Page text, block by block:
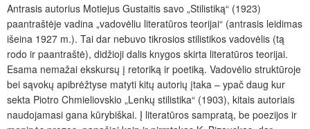
Antrasis autorius Motiejus Gustaitis savo „Stilistiką“ (1923)
paantraštėje vadina „vadovėliu literatūros teorijai“ (antrasis leidimas
išeina 1927 m.). Tai dar nebuvo tikrosios stilistikos vadovėlis (tą
rodo ir paantraštė), didžioji dalis knygos skirta literatūros teorijai.
Esama nemažai ekskursų į retoriką ir poetiką. Vadovėlio struktūroje
bei sąvokų apibrėžtyse matyti kitų autorių įtaka – ypač daug kur
sekta Piotro Chmieliovskio „Lenkų stilistika“ (1903), kitais autoriais
naudojamasi gana kūrybiškai. Į literatūros sampratą, be poezijos ir